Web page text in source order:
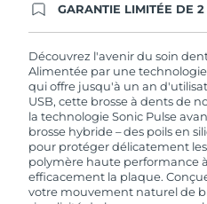
GARANTIE LIMITÉE DE 2
FOREO. Cela signifie que
problèmes avec votre
de garantie limitée,
dernier gratuitement.
Découvrez l'avenir du soin
Alimentée par une
qui offre jusqu'à un an
USB, cette brosse à dents de
la technologie Sonic Pulse
brosse hybride – des poils en
pour protéger délicatement
polymère haute performance
efficacement la plaque.
votre mouvement naturel de